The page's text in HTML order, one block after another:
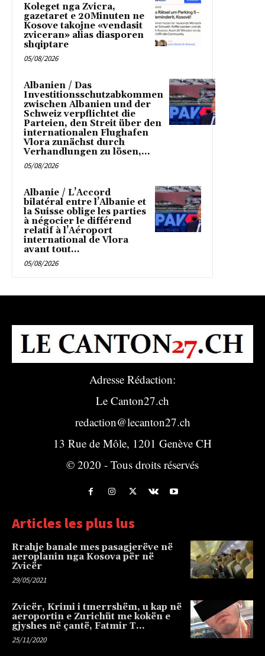
Koleget nga Zvicra,
gazetaret e 20Minuten ne
Kosove takojne «vendasit
zviceran» alias diasporen
shqiptare
05/08/2026
Albanien / Das
Investitionsschutzabkommen
zwischen Albanien und der
Schweiz verpflichtet die
Parteien, den Streit über den
internationalen Flughafen
Vlora zunächst durch
Verhandlungen zu lösen,...
05/08/2026
Albanie / L’Accord
bilatéral entre l’Albanie et
la Suisse oblige les parties
à négocier le différend
relatif à l’Aéroport
international de Vlora
avant tout...
05/08/2026
Adresse Rédaction:
Le Canton27.ch
redaction@lecanton27.ch
13 Rue de Môle, 1201 Genève CH
© 2020 - Tous droits réservés
Articles les plus lus
Rrahje banale mes pasagjerëve në
aeroplanin nga Kosova për në
Zvicër
29/05/2021
Zvicër, Krimi i tmerrshëm, u kap në
aeroportin e Zurichüt me kokën e
gjyshes në çantë, Fatmir T…
25/11/2020